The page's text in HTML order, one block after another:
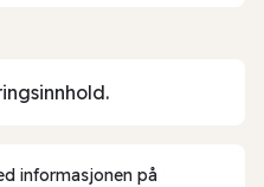
informasjonen på